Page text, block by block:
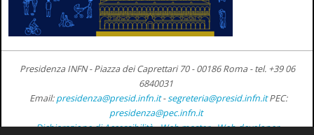
Presidenza INFN - Piazza dei Caprettari 70 - 00186 Roma -tel. +39 06
6840031
Email:presidenza@presid.infn.it-segreteria@presid.infn.it PEC:
presidenza@pec.infn.it
Dichiarazione di Accessibilità-Web master-Web developer